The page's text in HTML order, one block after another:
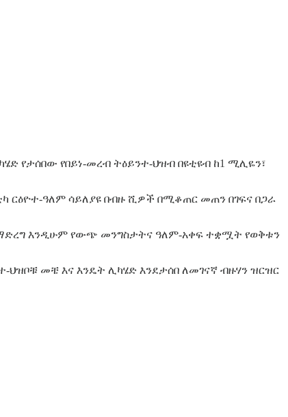
የታሰበው የበይነ-መረብ ትዕይንተ-ህዝብ በዩቲዩብ ከ1 ሚሊዬን፣
ርዕዮተ-ዓለም ሳይለያዩ በብዙ ሺዎች በሚቆጠር መጠን በገፍና በጋራ
እንዲሁም የውጭ መንግስታትና ዓለም-አቀፍ ተቋሟት የወቅቱን
መቼ እና እንዴት ሊካሄድ እንደታሰበ ለመገናኛ ብዙሃን ዝርዝር